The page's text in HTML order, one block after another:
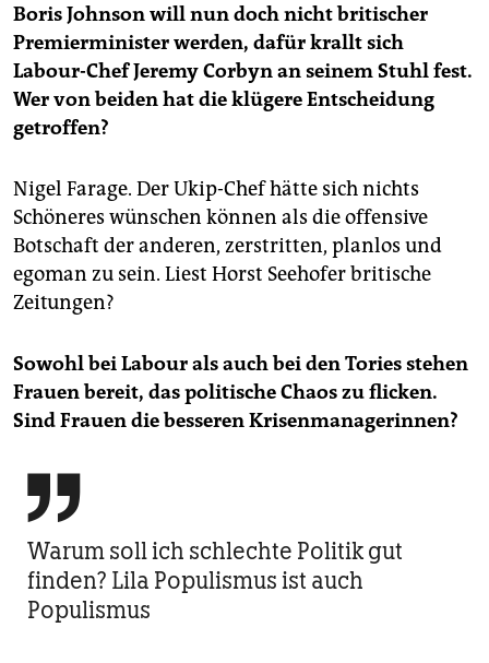
Boris Johnson will nun doch nicht britischer
Premierminister werden, dafür krallt sich
Labour-Chef Jeremy Corbyn an seinem Stuhl fest.
Wer von beiden hat die klügere Entscheidung
getroffen?
Nigel Farage. Der Ukip-Chef hätte sich nichts
Schöneres wünschen können als die offensive
Botschaft der anderen, zerstritten, planlos und
egoman zu sein. Liest Horst Seehofer britische
Zeitungen?
Sowohl bei Labour als auch bei den Tories stehen
Frauen bereit, das politische Chaos zu flicken.
Sind Frauen die besseren Krisenmanagerinnen?

Warum soll ich schlechte Politik gut
finden? Lila Populismus ist auch
Populismus